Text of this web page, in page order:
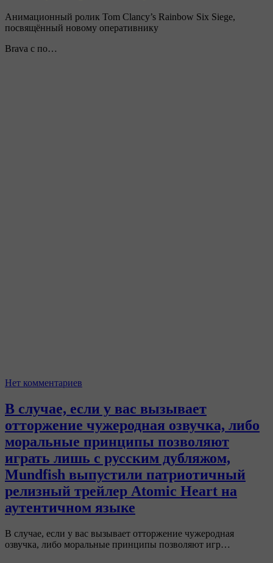
Анимационный ролик Tom Clancy’s Rainbow Six Siege,
посвящённый новому оперативнику
Brava с по…
Нет комментариев
В случае, если у вас вызывает
отторжение чужеродная озвучка, либо
моральные принципы позволяют
играть лишь с русским дубляжом,
Mundfish выпустили патриотичный
релизный трейлер Atomic Heart на
аутентичном языке
В случае, если у вас вызывает отторжение чужеродная
озвучка, либо моральные принципы позволяют игр…